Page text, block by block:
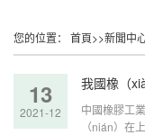
您的位置： 首頁>>新聞中
13
2021-12
我國橡（
中國橡膠工
（nián）在